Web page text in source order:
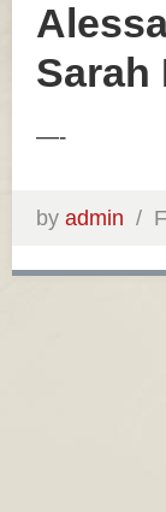
Sarah
—-
by admin /